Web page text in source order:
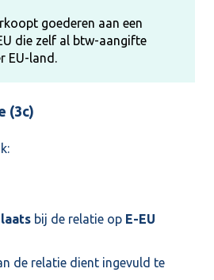
goederen aan een
die zelf al btw-aangifte
EU-land.
(3c)
bij de relatie op E-EU
de relatie dient ingevuld te